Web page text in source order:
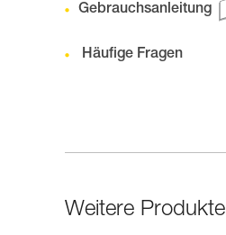
Gebrauchsanleitung
Häufige Fragen
Weitere Produkte